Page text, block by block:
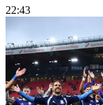
22:43